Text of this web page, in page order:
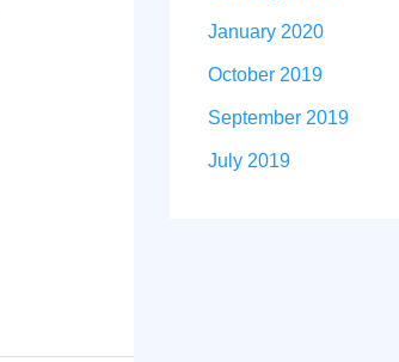
January 2020
October 2019
September 2019
July 2019